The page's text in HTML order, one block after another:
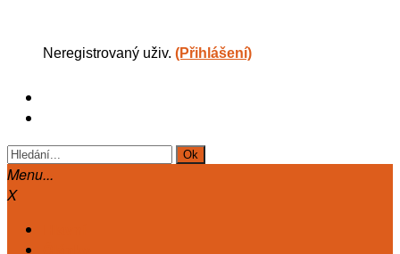
Neregistrovaný uživ. (Přihlášení)
Menu...
X